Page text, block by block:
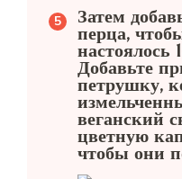
Затем
перца,
настоялось
Добавьте
петрушку,
веганский
цветную
чтобы они